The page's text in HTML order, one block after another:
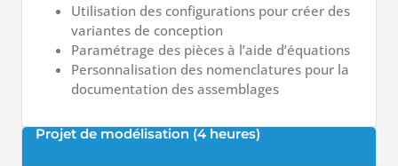
Utilisation des configurations pour créer des
variantes de conception
Paramétrage des pièces à l’aide d’équations
Personnalisation des nomenclatures pour la
documentation des assemblages
Projet de modélisation (4 heures)